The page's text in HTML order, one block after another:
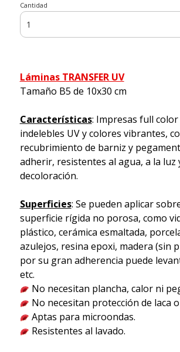
Cantidad
Láminas TRANSFER UV
Tamaño B5 de 10x30 cm
Características: Impresas full
indelebles UV y colores vibrantes,
recubrimiento de barniz y
adherir, resistentes al agua, a la luz
decoloración.
Superficies: Se pueden aplicar
superficie rígida no porosa, como
plástico, cerámica esmaltada,
azulejos, resina epoxi, madera (sin
por su gran adherencia puede
etc.
No necesitan plancha, calor ni
No necesitan protección de laca
Aptas para microondas.
Resistentes al lavado.